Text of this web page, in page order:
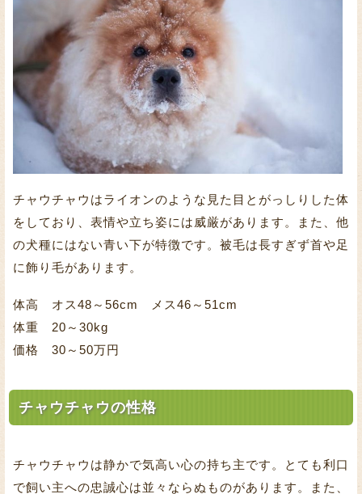
チャウチャウはライオンのような見た目とがっしりした体
をしており、表情や立ち姿には威厳があります。また、他
の犬種にはない青い下が特徴です。被毛は長すぎず首や足
に飾り毛があります。
体高 オス48～56cm メス46～51cm
体重 20～30kg
価格 30～50万円
チャウチャウの性格
チャウチャウは静かで気高い心の持ち主です。とても利口
で飼い主への忠誠心は並々ならぬものがあります。また、